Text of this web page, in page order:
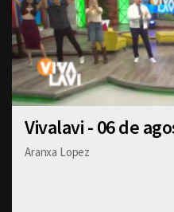
Vivalavi - 06 de
Aranxa Lopez